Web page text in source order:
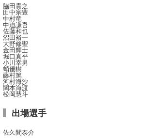
脇田貴之
田中宗豊
中村竜
中迫謙吾
佐藤和也
沼田裕一
大野修聖
金田輝士
堀口真平
小川幸男
蛸優樹
藤村篤
河村海沙
関本海渡
松岡慧斗
出場選手
佐久間泰介